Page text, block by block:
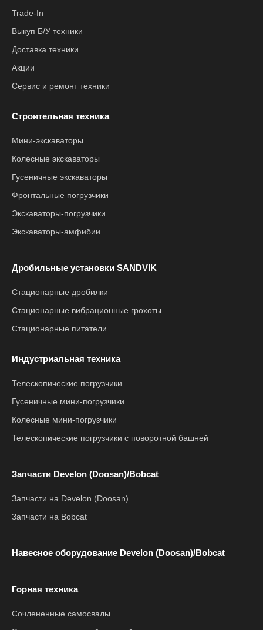
Trade-In
Выкуп Б/У техники
Доставка техники
Акции
Сервис и ремонт техники
Строительная техника
Мини-экскаваторы
Колесные экскаваторы
Гусеничные экскаваторы
Фронтальные погрузчики
Экскаваторы-погрузчики
Экскаваторы-амфибии
Дробильные установки SANDVIK
Стационарные дробилки
Стационарные вибрационные грохоты
Стационарные питатели
Индустриальная техника
Телескопические погрузчики
Гусеничные мини-погрузчики
Колесные мини-погрузчики
Телескопические погрузчики с поворотной башней
Запчасти Develon (Doosan)/Bobcat
Запчасти на Develon (Doosan)
Запчасти на Bobcat
Навесное оборудование Develon (Doosan)/Bobcat
Горная техника
Сочлененные самосвалы